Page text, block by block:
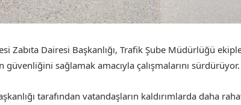
Zabıta Dairesi Başkanlığı, Trafik Şube Müdürlüğü
güvenliğini sağlamak amacıyla çalışmalarını sürdürüyor.
tarafından vatandaşların kaldırımlarda daha